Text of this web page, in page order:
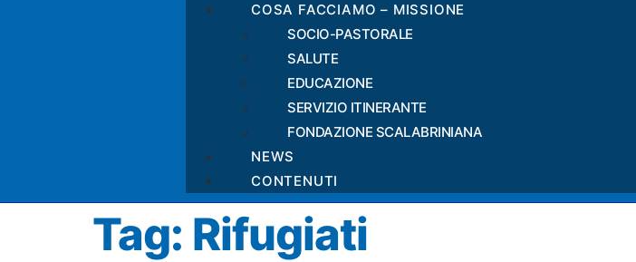
COSA FACCIAMO – MISSIONE
SOCIO-PASTORALE
SALUTE
EDUCAZIONE
SERVIZIO ITINERANTE
FONDAZIONE SCALABRINIANA
NEWS
CONTENUTI
Tag: Rifugiati